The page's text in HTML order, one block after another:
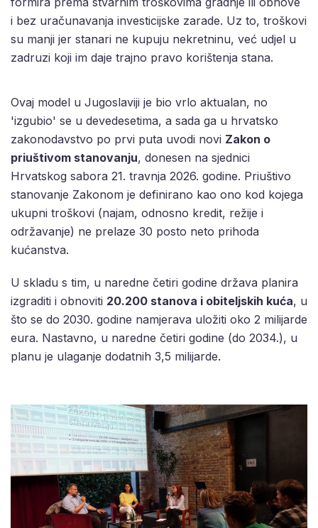
i bez uračunavanja investicijske zarade. Uz to, troškovi
su manji jer stanari ne kupuju nekretninu, već udjel u
zadruzi koji im daje trajno pravo korištenja stana.
Ovaj model u Jugoslaviji je bio vrlo aktualan, no
'izgubio' se u devedesetima, a sada ga u hrvatsko
zakonodavstvo po prvi puta uvodi novi Zakon o
priuštivom stanovanju, donesen na sjednici
Hrvatskog sabora 21. travnja 2026. godine. Priuštivo
stanovanje Zakonom je definirano kao ono kod kojega
ukupni troškovi (najam, odnosno kredit, režije i
održavanje) ne prelaze 30 posto neto prihoda
kućanstva.
U skladu s tim, u naredne četiri godine država planira
izgraditi i obnoviti 20.200 stanova i obiteljskih kuća, u
što se do 2030. godine namjerava uložiti oko 2 milijarde
eura. Nastavno, u naredne četiri godine (do 2034.), u
planu je ulaganje dodatnih 3,5 milijarde.